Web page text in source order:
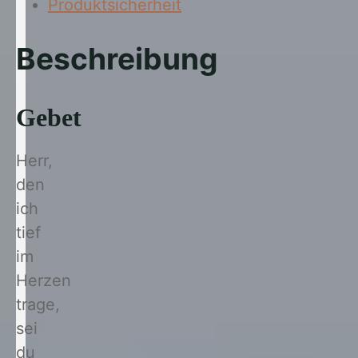
Produktsicherheit
Beschreibung
Gebet
Herr,
den
ich
tief
im
Herzen
trage,
sei
du